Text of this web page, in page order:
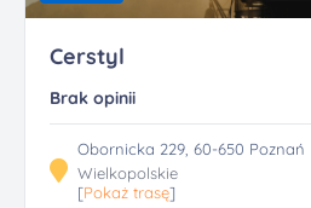
Cerstyl
Brak opinii
Obornicka 229, 60-650 Poznań
Wielkopolskie
[Pokaż trasę]